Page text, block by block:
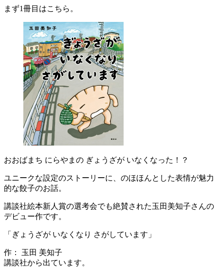
まず1冊目はこちら。
おおばまち にらやまの ぎょうざが いなくなった！？
ユニークな設定のストーリーに、のほほんとした表情が魅力
的な餃子のお話。
講談社絵本新人賞の選考会でも絶賛された玉田美知子さんの
デビュー作です。
「ぎょうざが いなくなり さがしています」
作： 玉田 美知子
講談社から出ています。